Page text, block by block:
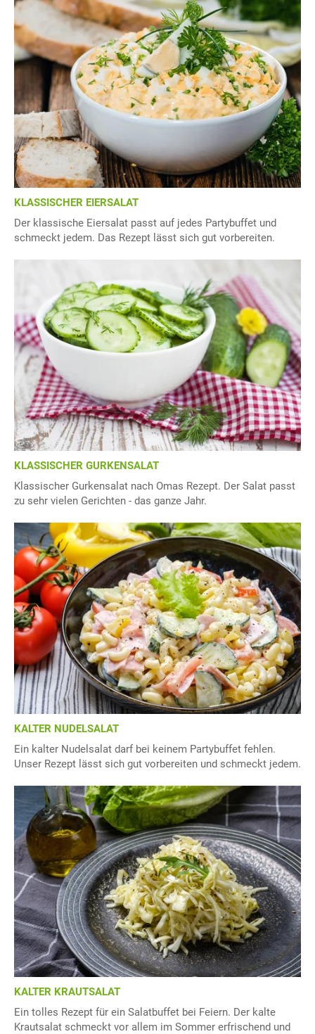
KLASSISCHER EIERSALAT
Der klassische Eiersalat passt auf jedes Partybuffet und
schmeckt jedem. Das Rezept lässt sich gut vorbereiten.
KLASSISCHER GURKENSALAT
Klassischer Gurkensalat nach Omas Rezept. Der Salat passt
zu sehr vielen Gerichten - das ganze Jahr.
KALTER NUDELSALAT
Ein kalter Nudelsalat darf bei keinem Partybuffet fehlen.
Unser Rezept lässt sich gut vorbereiten und schmeckt jedem.
KALTER KRAUTSALAT
Ein tolles Rezept für ein Salatbuffet bei Feiern. Der kalte
Krautsalat schmeckt vor allem im Sommer erfrischend und